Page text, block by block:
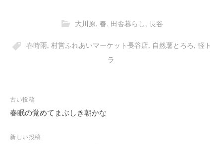
大川原, 春, 田舎暮らし, 長谷
春時雨, 村営ふれあいマーケット長谷店, 自然薯とろろ, 軽ト
ラ
投
稿
ビ
古い投稿
春眠の覚めてまぶしき朝かな
新しい投稿